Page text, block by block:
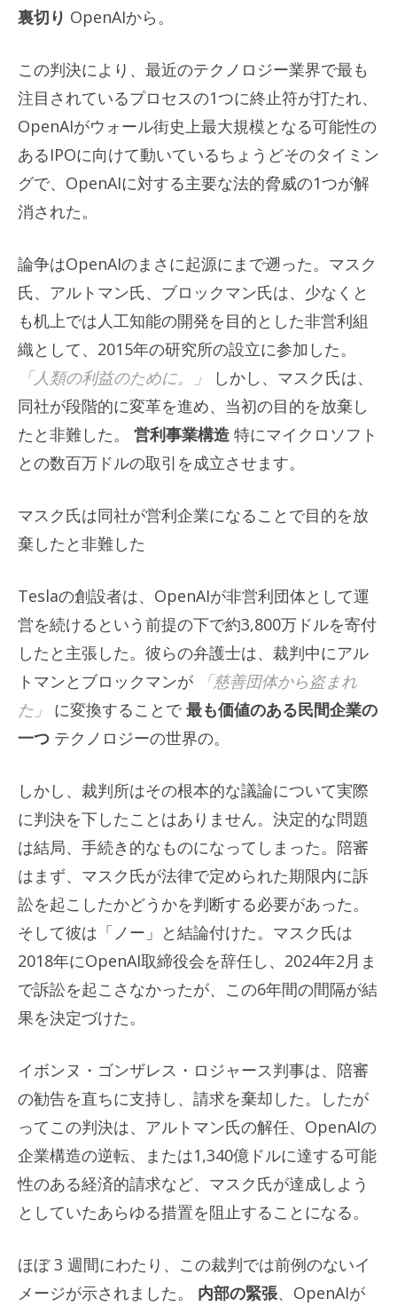
裏切り OpenAIから。
この判決により、最近のテクノロジー業界で最も
注目されているプロセスの1つに終止符が打たれ、
OpenAIがウォール街史上最大規模となる可能性の
あるIPOに向けて動いているちょうどそのタイミン
グで、OpenAIに対する主要な法的脅威の1つが解
消された。
論争はOpenAIのまさに起源にまで遡った。マスク
氏、アルトマン氏、ブロックマン氏は、少なくと
も机上では人工知能の開発を目的とした非営利組
織として、2015年の研究所の設立に参加した。
「人類の利益のために。」
しかし、マスク氏は、
同社が段階的に変革を進め、当初の目的を放棄し
たと非難した。 営利事業構造 特にマイクロソフト
との数百万ドルの取引を成立させます。
マスク氏は同社が営利企業になることで目的を放
棄したと非難した
Teslaの創設者は、OpenAIが非営利団体として運
営を続けるという前提の下で約3,800万ドルを寄付
したと主張した。彼らの弁護士は、裁判中にアル
トマンとブロックマンが
「慈善団体から盗まれ
た」
に変換することで最も価値のある民間企業の
一つ テクノロジーの世界の。
しかし、裁判所はその根本的な議論について実際
に判決を下したことはありません。決定的な問題
は結局、手続き的なものになってしまった。陪審
はまず、マスク氏が法律で定められた期限内に訴
訟を起こしたかどうかを判断する必要があった。
そして彼は「ノー」と結論付けた。マスク氏は
2018年にOpenAI取締役会を辞任し、2024年2月ま
で訴訟を起こさなかったが、この6年間の間隔が結
果を決定づけた。
イボンヌ・ゴンザレス・ロジャース判事は、陪審
の勧告を直ちに支持し、請求を棄却した。したが
ってこの判決は、アルトマン氏の解任、OpenAIの
企業構造の逆転、または1,340億ドルに達する可能
性のある経済的請求など、マスク氏が達成しよう
としていたあらゆる措置を阻止することになる。
ほぼ 3 週間にわたり、この裁判では前例のないイ
メージが示されました。 内部の緊張、OpenAIが